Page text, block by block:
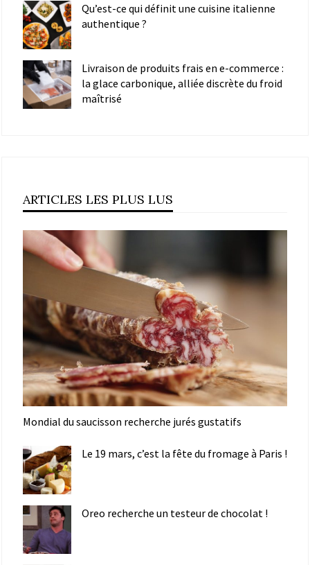
Qu’est-ce qui définit une cuisine italienne
authentique ?
Livraison de produits frais en e-commerce :
la glace carbonique, alliée discrète du froid
maîtrisé
ARTICLES LES PLUS LUS
Mondial du saucisson recherche jurés gustatifs
Le 19 mars, c’est la fête du fromage à Paris !
Oreo recherche un testeur de chocolat !